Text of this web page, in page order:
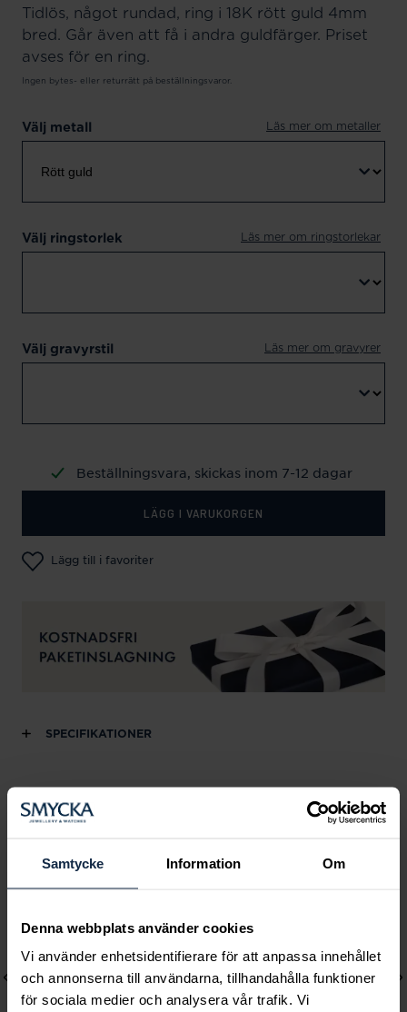
Samtycke Information Om
Denna webbplats använder cookies
Vi använder enhetsidentifierare för att anpassa innehållet
och annonserna till användarna, tillhandahålla funktioner
för sociala medier och analysera vår trafik. Vi
Tidlös, något rundad, ring i 18K rött guld 4mm
bred. Går även att få i andra guldfärger. Priset
avses för en ring.
Ingen bytes- eller returrätt på beställningsvaror.
Välj metall Läs mer om metaller
Välj ringstorlek Läs mer om ringstorlekar
Välj gravyrstil Läs mer om gravyrer
Beställningsvara, skickas inom 7-12 dagar
LÄGG I VARUKORGEN
Lägg till i favoriter
SPECIFIKATIONER
Andra köpte också